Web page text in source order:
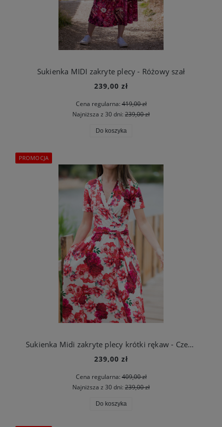
Sukienka MIDI zakryte plecy - Różowy szał
239,00 zł
Cena regularna:419,00 zł
Najniższa z 30 dni: 239,00 zł
Do koszyka
Sukienka Midi zakryte plecy krótki rękaw - Czerwone róże
239,00 zł
Cena regularna:409,00 zł
Najniższa z 30 dni: 239,00 zł
Do koszyka
PROMOCJA